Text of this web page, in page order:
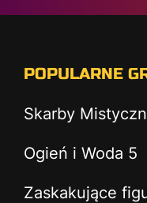
POPULARNE
Skarby
Ogień i Woda 5
Zaskakujące